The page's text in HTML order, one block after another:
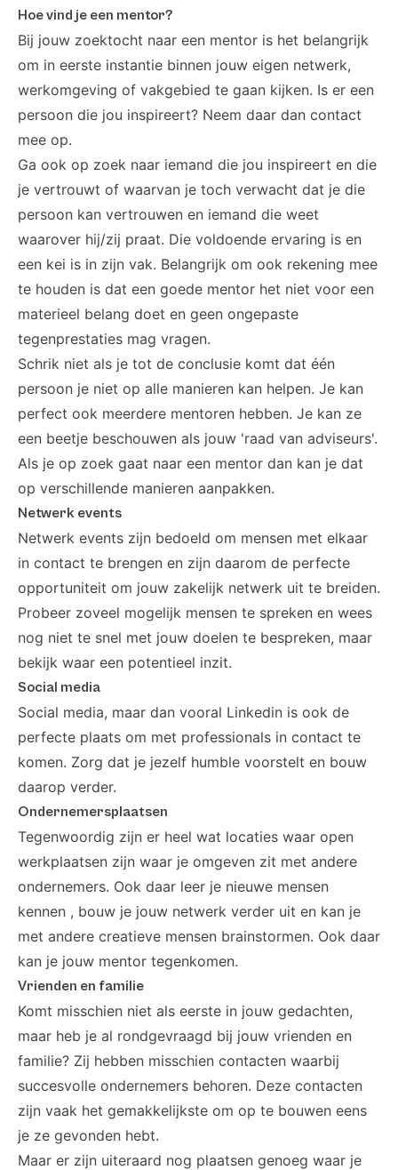
Hoe vind je een mentor?
Bij jouw zoektocht naar een mentor is het belangrijk
om in eerste instantie binnen jouw eigen netwerk,
werkomgeving of vakgebied te gaan kijken. Is er een
persoon die jou inspireert? Neem daar dan contact
mee op.
Ga ook op zoek naar iemand die jou inspireert en die
je vertrouwt of waarvan je toch verwacht dat je die
persoon kan vertrouwen en iemand die weet
waarover hij/zij praat. Die voldoende ervaring is en
een kei is in zijn vak. Belangrijk om ook rekening mee
te houden is dat een goede mentor het niet voor een
materieel belang doet en geen ongepaste
tegenprestaties mag vragen.
Schrik niet als je tot de conclusie komt dat één
persoon je niet op alle manieren kan helpen. Je kan
perfect ook meerdere mentoren hebben. Je kan ze
een beetje beschouwen als jouw 'raad van adviseurs'.
Als je op zoek gaat naar een mentor dan kan je dat
op verschillende manieren aanpakken.
Netwerk events
Netwerk events zijn bedoeld om mensen met elkaar
in contact te brengen en zijn daarom de perfecte
opportuniteit om jouw zakelijk netwerk uit te breiden.
Probeer zoveel mogelijk mensen te spreken en wees
nog niet te snel met jouw doelen te bespreken, maar
bekijk waar een potentieel inzit.
Social media
Social media, maar dan vooral Linkedin is ook de
perfecte plaats om met professionals in contact te
komen. Zorg dat je jezelf humble voorstelt en bouw
daarop verder.
Ondernemersplaatsen
Tegenwoordig zijn er heel wat locaties waar open
werkplaatsen zijn waar je omgeven zit met andere
ondernemers. Ook daar leer je nieuwe mensen
kennen , bouw je jouw netwerk verder uit en kan je
met andere creatieve mensen brainstormen. Ook daar
kan je jouw mentor tegenkomen.
Vrienden en familie
Komt misschien niet als eerste in jouw gedachten,
maar heb je al rondgevraagd bij jouw vrienden en
familie? Zij hebben misschien contacten waarbij
succesvolle ondernemers behoren. Deze contacten
zijn vaak het gemakkelijkste om op te bouwen eens
je ze gevonden hebt.
Maar er zijn uiteraard nog plaatsen genoeg waar je